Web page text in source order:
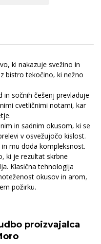
ki nakazuje svežino in
bistro tekočino, ki nežno
in sočnih češenj prevladuje
cvetličnimi notami, kar
in sadnim okusom, ki se
v osvežujočo kislost.
mu doda kompleksnost.
ki je rezultat skrbne
Klasična tehnologija
okusov in arom,
požirku.
proizvajalca